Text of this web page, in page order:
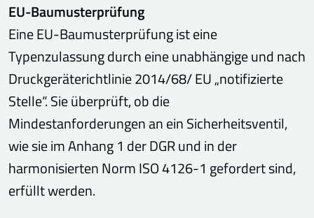
EU-Baumusterprüfung
Eine EU-Baumusterprüfung ist eine
Typenzulassung durch eine unabhängige und nach
Druckgeräterichtlinie 2014/68/ EU „notifizierte
Stelle“. Sie überprüft, ob die
Mindestanforderungen an ein Sicherheitsventil,
wie sie im Anhang 1 der DGR und in der
harmonisierten Norm ISO 4126-1 gefordert sind,
erfüllt werden.